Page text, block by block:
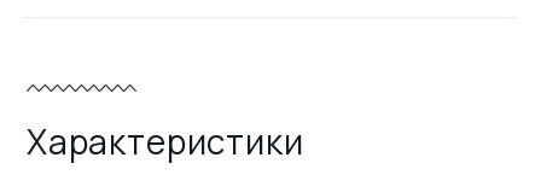
Характеристики